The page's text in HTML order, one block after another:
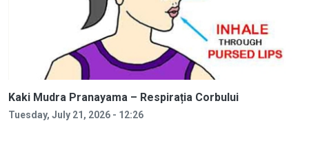
Kaki Mudra Pranayama – Respirația Corbului
Tuesday, July 21, 2026 - 12:26